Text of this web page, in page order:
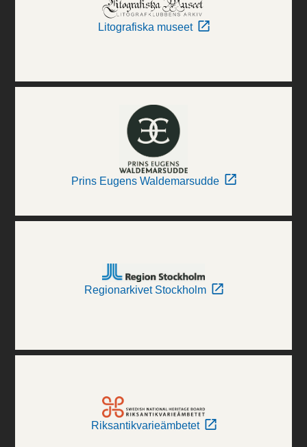
Litografiska museet
Prins Eugens Waldemarsudde
Regionarkivet Stockholm
Riksantikvarieämbetet